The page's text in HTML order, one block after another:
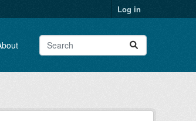
Log in